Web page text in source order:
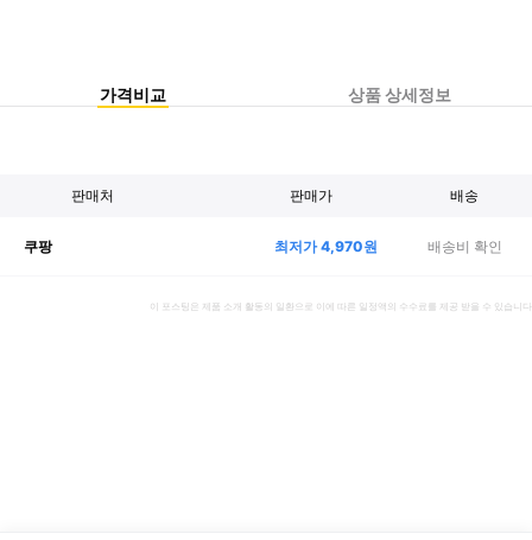
가격비교 상품 상세정보
판매처 판매가 배송
쿠팡 최저가4,970원 배송비 확인
이 포스팅은 제품 소개 활동의 일환으로 이에 따른 일정액의 수수료를 제공 받을 수 있습니다